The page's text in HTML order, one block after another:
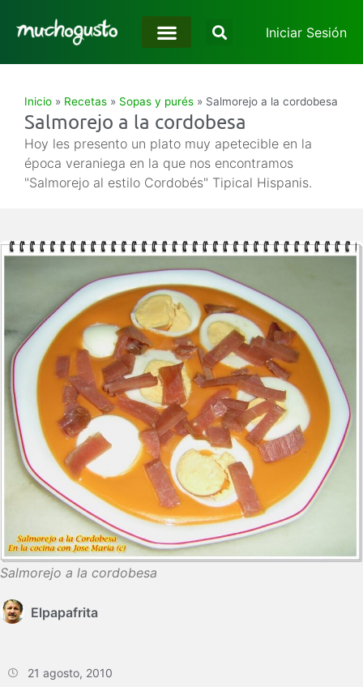
Iniciar Sesión
Inicio » Recetas » Sopas y purés » Salmorejo a la cordobesa
Salmorejo a la cordobesa
Hoy les presento un plato muy apetecible en la
época veraniega en la que nos encontramos
"Salmorejo al estilo Cordobés" Tipical Hispanis.
Salmorejo a la cordobesa
Elpapafrita
21 agosto, 2010